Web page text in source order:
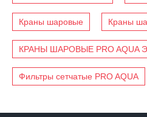
Краны шаровые Краны
КРАНЫ ШАРОВЫЕ PRO AQUA
Фильтры сетчатые PRO AQUA